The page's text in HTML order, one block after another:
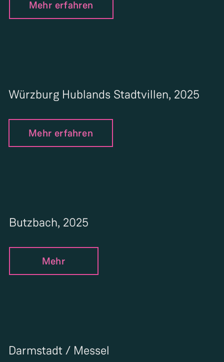
Mehr erfahren
Würzburg Hublands Stadtvillen, 2025
Mehr erfahren
Butzbach, 2025
Mehr
Darmstadt / Messel